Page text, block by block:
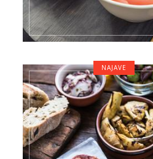
NAJAVE